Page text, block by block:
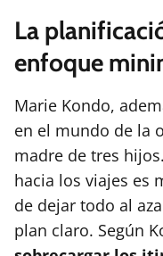
La
enfoque
Marie Kondo,
en el mundo de la
madre de tres
hacia los viajes es
de dejar todo al
plan claro. Según